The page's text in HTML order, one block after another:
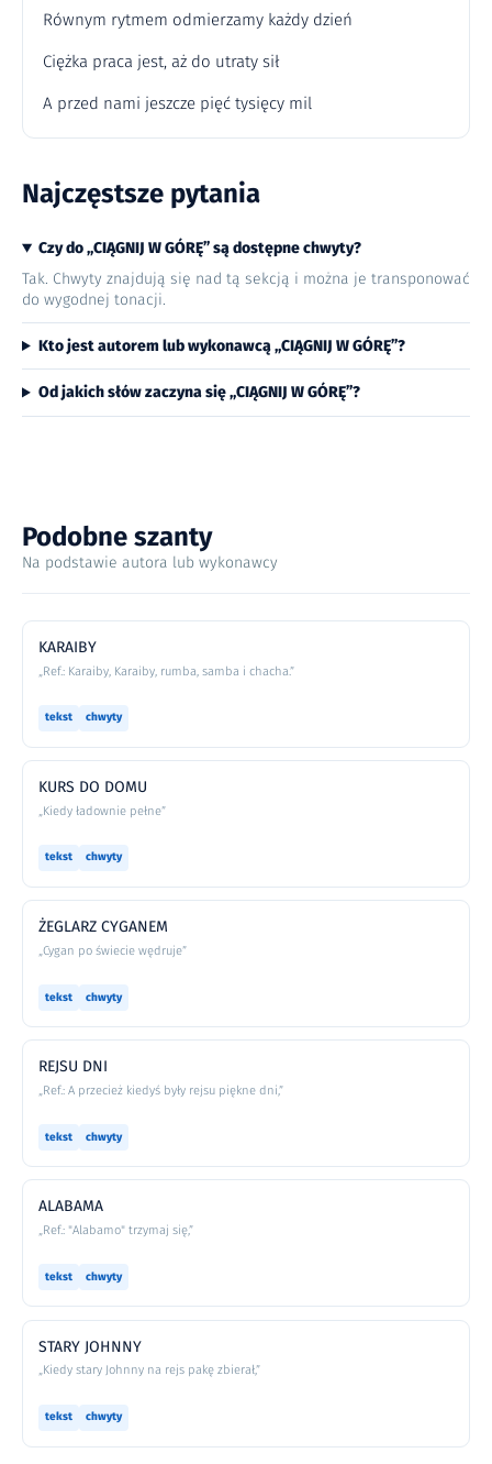
Równym rytmem odmierzamy każdy dzień
Ciężka praca jest, aż do utraty sił
A przed nami jeszcze pięć tysięcy mil
Najczęstsze pytania
Czy do „CIĄGNIJ W GÓRĘ” są dostępne chwyty?
Tak. Chwyty znajdują się nad tą sekcją i można je transponować
do wygodnej tonacji.
Kto jest autorem lub wykonawcą „CIĄGNIJ W GÓRĘ”?
Od jakich słów zaczyna się „CIĄGNIJ W GÓRĘ”?
Podobne szanty
Na podstawie autora lub wykonawcy
KARAIBY
„Ref.: Karaiby, Karaiby, rumba, samba i chacha.”
tekst chwyty
KURS DO DOMU
„Kiedy ładownie pełne”
tekst chwyty
ŻEGLARZ CYGANEM
„Cygan po świecie wędruje”
tekst chwyty
REJSU DNI
„Ref.: A przecież kiedyś były rejsu piękne dni,”
tekst chwyty
ALABAMA
„Ref.: "Alabamo" trzymaj się,”
tekst chwyty
STARY JOHNNY
„Kiedy stary Johnny na rejs pakę zbierał,”
tekst chwyty